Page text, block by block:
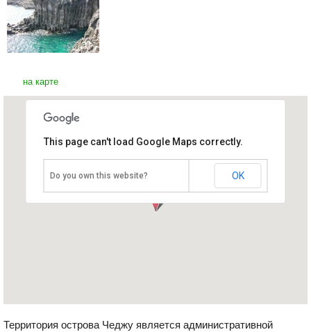
на карте
Остров Чеджудо
This page can't load Google Maps correctly.
Do you own this website? OK
Территория острова Чеджу является административной